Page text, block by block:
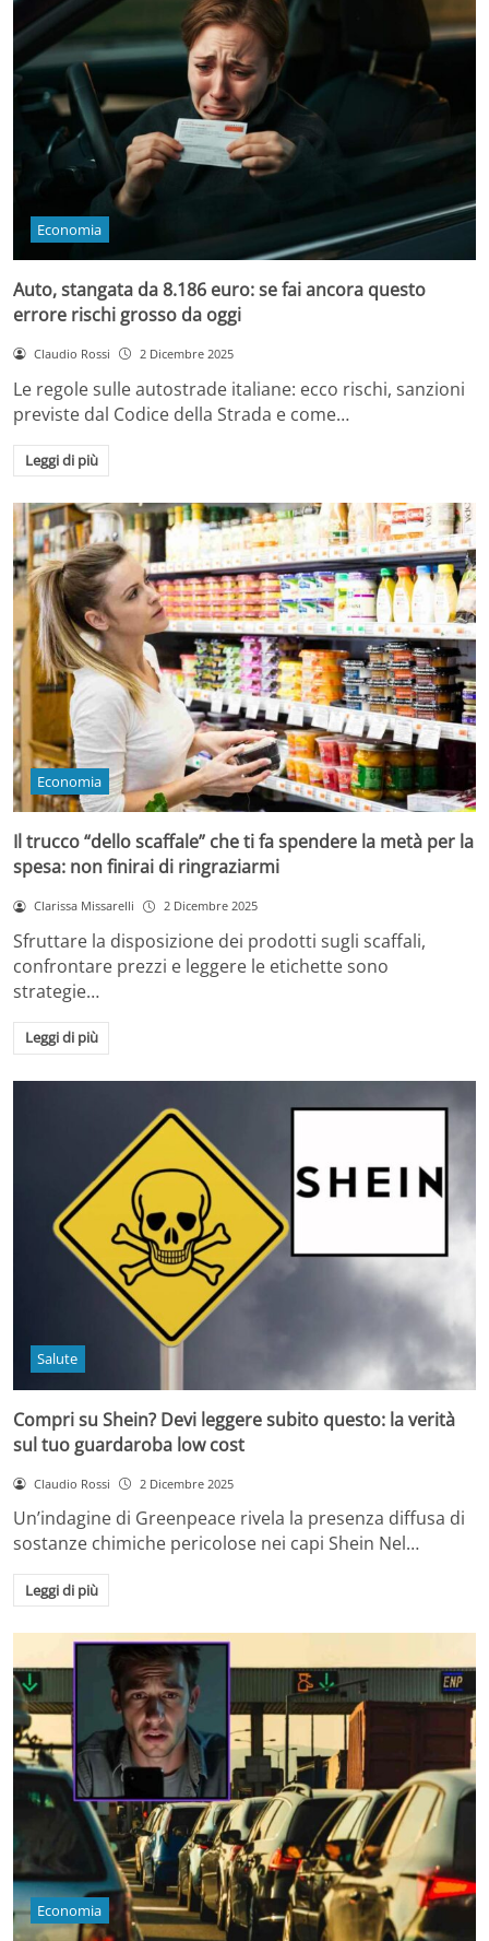
Economia
Auto, stangata da 8.186 euro: se fai ancora questo
errore rischi grosso da oggi
Claudio Rossi 2 Dicembre 2025
Le regole sulle autostrade italiane: ecco rischi, sanzioni
previste dal Codice della Strada e come…
Leggi di più
Economia
Il trucco “dello scaffale” che ti fa spendere la metà per la
spesa: non finirai di ringraziarmi
Clarissa Missarelli 2 Dicembre 2025
Sfruttare la disposizione dei prodotti sugli scaffali,
confrontare prezzi e leggere le etichette sono
strategie…
Leggi di più
Salute
Compri su Shein? Devi leggere subito questo: la verità
sul tuo guardaroba low cost
Claudio Rossi 2 Dicembre 2025
Un’indagine di Greenpeace rivela la presenza diffusa di
sostanze chimiche pericolose nei capi Shein Nel…
Leggi di più
Economia